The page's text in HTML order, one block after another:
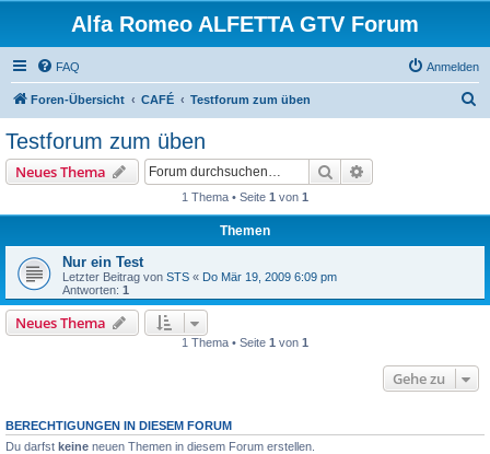
Alfa Romeo ALFETTA GTV Forum
FAQ Anmelden
Foren-Übersicht CAFÉ Testforum zum üben
Testforum zum üben
Neues Thema Suche
1 Thema • Seite 1 von 1
Themen
Nur ein Test
Letzter Beitrag von STS « Do Mär 19, 2009 6:09 pm
Antworten: 1
Neues Thema
1 Thema • Seite 1 von 1
Gehe zu
BERECHTIGUNGEN IN DIESEM FORUM
Du darfst keine neuen Themen in diesem Forum erstellen.